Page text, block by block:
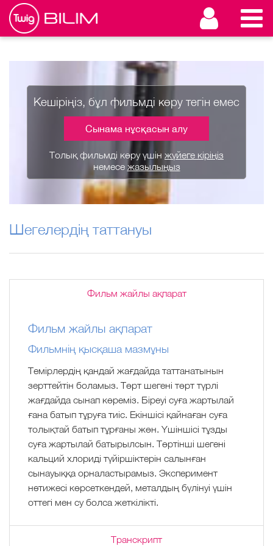
Кешіріңіз, бұл фильмді көру тегін емес
Сынама нұсқасын алу
Толық фильмді көру үшін жүйеге кіріңіз
немесе жазылыңыз
Шегелердің таттануы
Фильм жайлы ақпарат
Фильм жайлы ақпарат
Фильмнің қысқаша мазмұны
Темірлердің қандай жағдайда таттанатынын
зерттейтін боламыз. Төрт шегені төрт түрлі
жағдайда сынап көреміз. Біреуі суға жартылай
ғана батып тұруға тиіс. Екіншісі қайнаған суға
толықтай батып тұрғаны жөн. Үшіншісі тұзды
суға жартылай батырылсын. Төртінші шегені
кальций хлориді түйіршіктерін салынған
сынауыққа орналастырамыз. Эксперимент
нәтижесі көрсеткендей, металдың бүлінуі үшін
оттегі мен су болса жеткілікті.
Транскрипт